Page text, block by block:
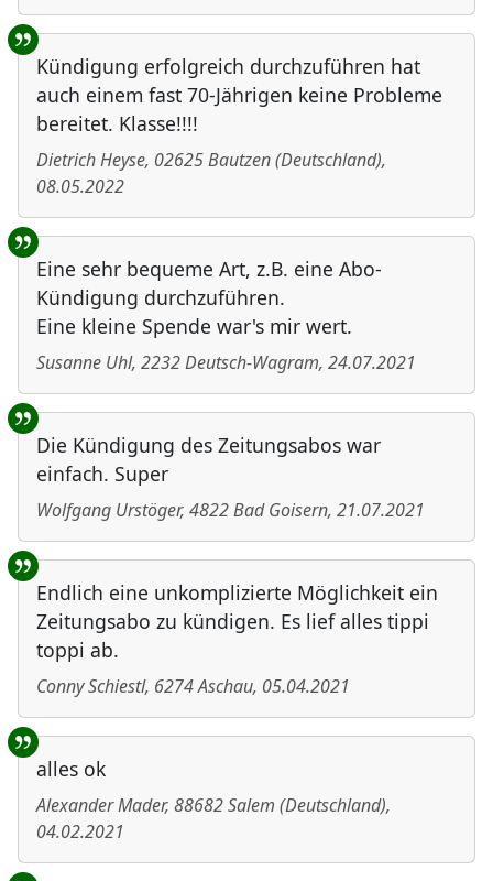
Kündigung erfolgreich durchzuführen hat
auch einem fast 70-Jährigen keine Probleme
bereitet. Klasse!!!!
Dietrich Heyse, 02625Bautzen(Deutschland),
08.05.2022
Eine sehr bequeme Art, z.B. eine Abo-
Kündigung durchzuführen.
Eine kleine Spende war's mir wert.
Susanne Uhl, 2232Deutsch-Wagram, 24.07.2021
Die Kündigung des Zeitungsabos war
einfach. Super
Wolfgang Urstöger, 4822Bad Goisern, 21.07.2021
Endlich eine unkomplizierte Möglichkeit ein
Zeitungsabo zu kündigen. Es lief alles tippi
toppi ab.
Conny Schiestl, 6274Aschau, 05.04.2021
alles ok
Alexander Mader, 88682Salem (Deutschland),
04.02.2021